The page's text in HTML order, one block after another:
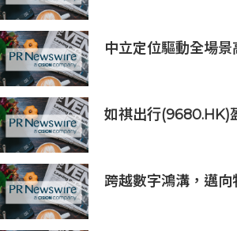
中立定位驅動全場景
如祺出行(9680.HK)
跨越數字鴻溝，邁